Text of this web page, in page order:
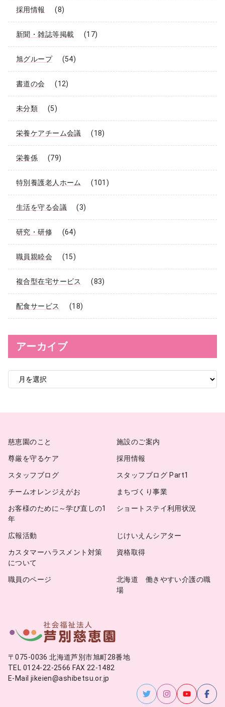
採用情報 (8)
新聞・雑誌等掲載 (17)
旭グループ (54)
書道の会 (12)
未分類 (5)
栄養ケアチーム会議 (18)
栄養係 (79)
特別養護老人ホーム (101)
生活を守る会議 (3)
研究・研修 (64)
職員親睦会 (15)
複合型在宅サービス (83)
配食サービス (18)
アーカイブ
ア
カ
慈恵園のこと
施設のご案内
尊厳を守るケア
採用情報
スタッフブログ
スタッフブログ Part1
チームオレンジえがお
まちづくり事業
お客様のために～学び直しの1
年
ショートステイ利用状況
広報活動
じけいえんシアター
カスタマーハラスメント対策
について
資格取得
職員のページ
北海道 働きやすい介護の職
場
〒075-0036 北海道芦別市旭町28番地
TEL 0124-22-2566 FAX 22-1482
E-Mail jikeien@ashibetsu.or.jp